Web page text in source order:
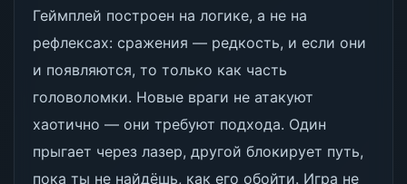
Геймплей построен на логике, а не на
рефлексах: сражения — редкость, и если они
и появляются, то только как часть
головоломки. Новые враги не атакуют
хаотично — они требуют подхода. Один
прыгает через лазер, другой блокирует путь,
пока ты не найдёшь, как его обойти. Игра не